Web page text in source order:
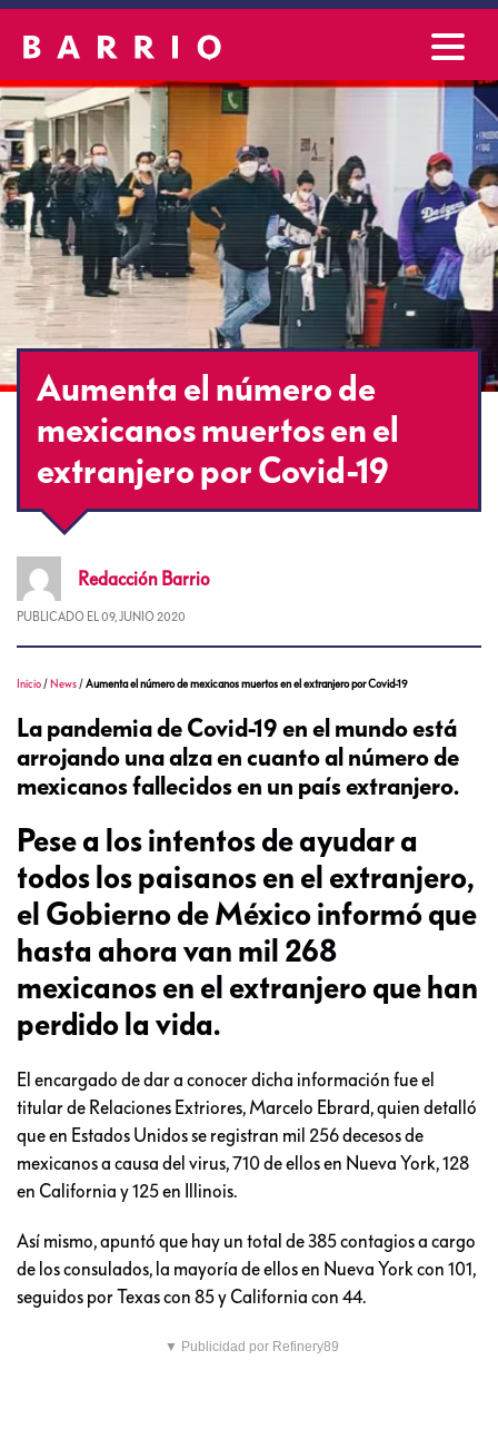
Aumenta el número de
mexicanos muertos en el
extranjero por Covid-19
Redacción Barrio
PUBLICADO EL 09, JUNIO 2020
Inicio / News /Aumenta el número de mexicanos muertos en el extranjero por Covid-19
La pandemia de Covid-19 en el mundo está
arrojando una alza en cuanto al número de
mexicanos fallecidos en un país extranjero.
Pese a los intentos de ayudar a
todos los paisanos en el extranjero,
el Gobierno de México informó que
hasta ahora van mil 268
mexicanos en el extranjero que han
perdido la vida.
El encargado de dar a conocer dicha información fue el
titular de Relaciones Extriores, Marcelo Ebrard, quien detalló
que en Estados Unidos se registran mil 256 decesos de
mexicanos a causa del virus, 710 de ellos en Nueva York, 128
en California y 125 en Illinois.
Así mismo, apuntó que hay un total de 385 contagios a cargo
de los consulados, la mayoría de ellos en Nueva York con 101,
seguidos por Texas con 85 y California con 44.
▼ Publicidad por Refinery89